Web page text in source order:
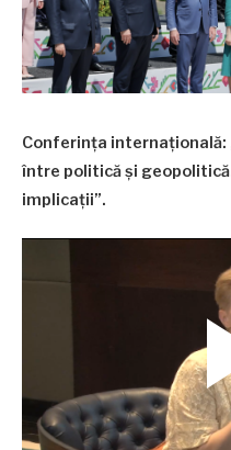
Conferința internațională:
între politică și
implicaţii”.